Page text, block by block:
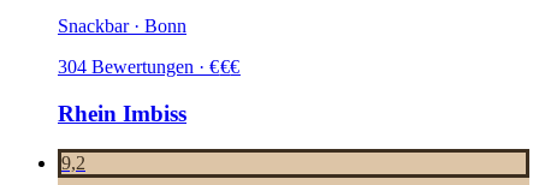
Snackbar · Bonn
304 Bewertungen · €€€
Rhein Imbiss
9,2